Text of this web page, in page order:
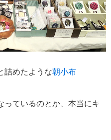
詰めたような朝小布
っているのとか、本当にキ